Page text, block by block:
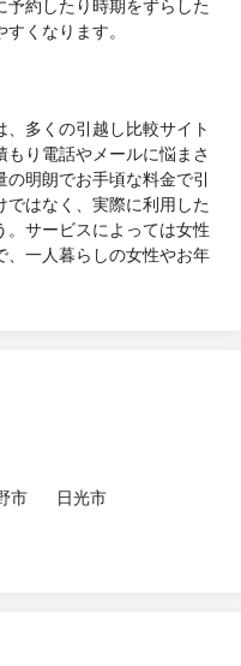
約したり時期をずらした
くなります。
多くの引越し比較サイト
り電話やメールに悩まさ
明朗でお手頃な料金で引
はなく、実際に利用した
。サービスによっては女性
、一人暮らしの女性やお年
市
日光市